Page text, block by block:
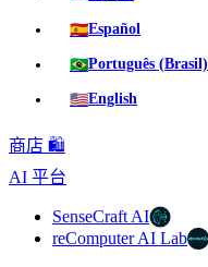
🇪🇸Español
🇧🇷Português (Brasil)
🇺🇸English
商店 🛍️
AI 平台
SenseCraft AI
reComputer AI Lab